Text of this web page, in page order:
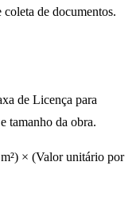
de documentos.
de Licença para
tamanho da obra.
× (Valor unitário por